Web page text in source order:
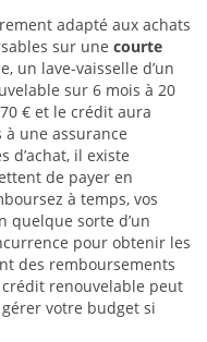
adapté aux achats
sur une courte
un lave-vaisselle d’un
sur 6 mois à 20
€ et le crédit aura
à une assurance
d’achat, il existe
de payer en
à temps, vos
quelque sorte d’un
pour obtenir les
des remboursements
renouvelable peut
votre budget si